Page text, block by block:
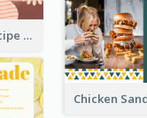
Cake Donuts Recipe Card